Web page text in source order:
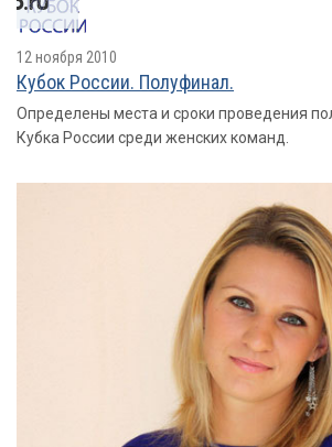
12 ноября 2010
Кубок России. Полуфинал.
Определены места и сроки проведения
Кубка России среди женских команд.